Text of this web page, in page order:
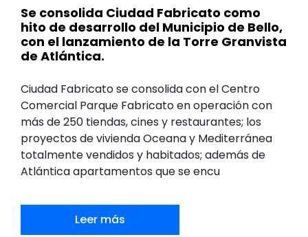
Se consolida Ciudad Fabricato como
hito de desarrollo del Municipio de Bello,
con el lanzamiento de la Torre Granvista
de Atlántica.
Ciudad Fabricato se consolida con el Centro
Comercial Parque Fabricato en operación con
más de 250 tiendas, cines y restaurantes; los
proyectos de vivienda Oceana y Mediterránea
totalmente vendidos y habitados; además de
Atlántica apartamentos que se encu
Leer más